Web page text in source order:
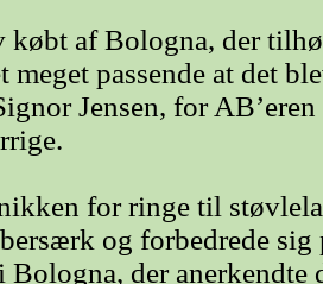
købt af Bologna, der
meget passende at det
Jensen, for
for ringe til
og forbedrede sig
der anerkendte